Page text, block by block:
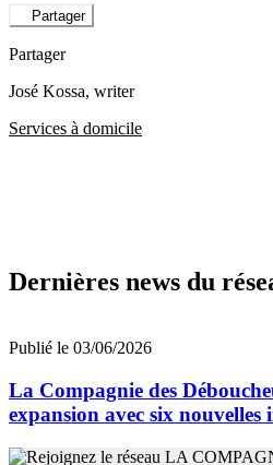
Partager
Partager
José Kossa, writer
Services à domicile
Dernières news du
Publié le 03/06/2026
La Compagnie des
expansion avec six